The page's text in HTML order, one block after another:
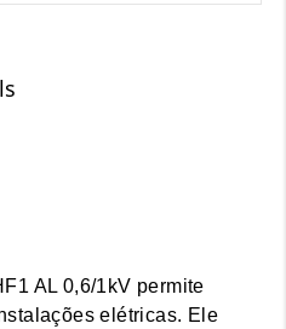
AL 0,6/1kV permite
elétricas. Ele